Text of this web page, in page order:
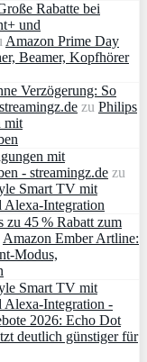
Rabatte bei
und
Amazon Prime Day
Beamer, Kopfhörer
Verzögerung: So
zu Philips
mit
mit
- streamingz.de zu
Smart TV mit
zu 45 % Rabatt zum
Amazon Ember Artline:
Smart TV mit
-
2026: Echo Dot
deutlich günstiger für